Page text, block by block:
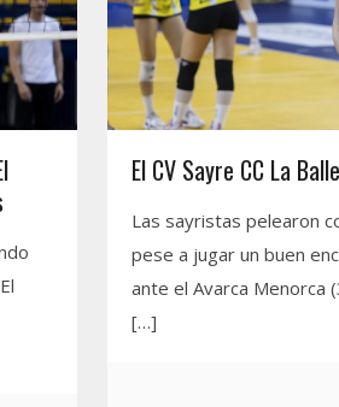
El CV Sayre CC La
Las sayristas pelearon
pese a jugar un buen
ante el Avarca Menorca
[…]